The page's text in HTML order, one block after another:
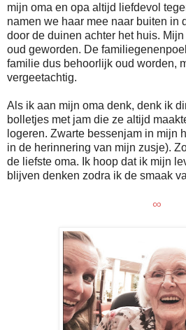
mijn oma en opa altijd liefdevol
namen we haar mee naar buiten in
door de duinen achter het huis.
oud geworden. De
familie dus behoorlijk oud worden,
vergeetachtig.
Als ik aan mijn oma denk, denk ik
bolletjes met jam die ze altijd
logeren. Zwarte bessenjam in mijn
in de herinnering van mijn zusje).
de liefste oma. Ik hoop dat ik mijn
blijven denken zodra ik de smaak
∞